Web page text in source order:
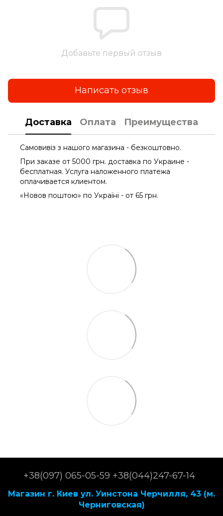
Добавьте первый отзыв
Написать отзыв
Доставка Оплата Преимущества
Самовивіз з нашого магазина - безкоштовно.
При заказе от 5000 грн. доставка по Украине -
бесплатная. Услуга наложенного платежа
оплачиваетcя клиентом.
«Новов поштою» по Україні - от 65 грн.
+38(097) 065-05-59 +38(044)247-67-14
Магазин г. Киев ул. Уинстона Черчилля, 43 (м.
Черниговская)